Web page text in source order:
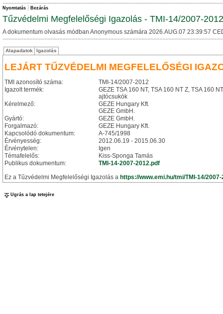
Nyomtatás Bezárás
Tűzvédelmi Megfelelőségi Igazolás - TMI-14/2007-2012
A dokumentum olvasás módban Anonymous számára 2026.AUG.07 23:39:57
Alapadatok Igazolás
LEJÁRT TŰZVÉDELMI MEGFELELŐSÉGI
TMI azonosító száma:
TMI-14/2007-2012
Igazolt termék:
GEZE TSA 160 NT, TSA 160 NT Z, TSA 160
ajtócsukók
Kérelmező:
GEZE Hungary Kft.
GEZE GmbH.
Gyártó:
GEZE GmbH.
Forgalmazó:
GEZE Hungary Kft.
Kapcsolódó dokumentum:
A-745/1998
Érvényesség:
2012.06.19 - 2015.06.30
Érvénytelen:
Igen
Témafelelős:
Kiss-Sponga Tamás
Publikus dokumentum:
TMI-14-2007-2012.pdf
Ez a Tűzvédelmi Megfelelőségi Igazolás a https://www.emi.hu/tmi/TMI-14/2007-
Ugrás a lap tetejére